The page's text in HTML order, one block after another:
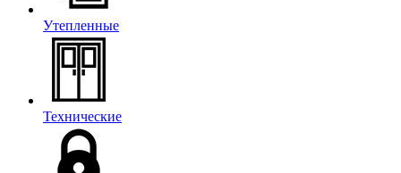
Утепленные
Технические